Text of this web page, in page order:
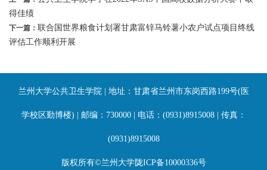
得佳绩
下一篇： 联合国世界粮食计划署甘肃富锌马铃薯小农户试点项目终线
评估工作顺利开展
兰州大学公共卫生学院 | 地址：甘肃省兰州市东岗西路199号(医
学校区勤博楼) | 邮编：730000 | 电话：(0931)8915008 | 传真：
(0931)8915008
版权所有©兰州大学陇ICP备10000336号